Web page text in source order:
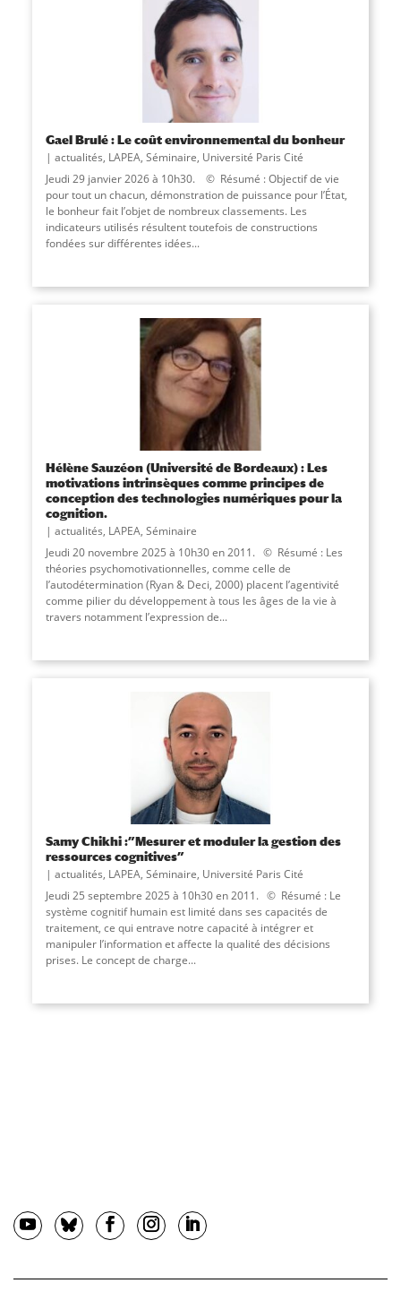
Gael Brulé : Le coût environnemental du bonheur
actualités, LAPEA, Séminaire, Université Paris Cité
Jeudi 29 janvier 2026 à 10h30. © Résumé : Objectif de vie
pour tout un chacun, démonstration de puissance pour l’État,
le bonheur fait l’objet de nombreux classements. Les
indicateurs utilisés résultent toutefois de constructions
fondées sur différentes idées...
Hélène Sauzéon (Université de Bordeaux) : Les
motivations intrinsèques comme principes de
conception des technologies numériques pour la
cognition.
actualités, LAPEA, Séminaire
Jeudi 20 novembre 2025 à 10h30 en 2011. © Résumé : Les
théories psychomotivationnelles, comme celle de
l’autodétermination (Ryan & Deci, 2000) placent l’agentivité
comme pilier du développement à tous les âges de la vie à
travers notamment l’expression de...
Samy Chikhi :”Mesurer et moduler la gestion des
ressources cognitives”
actualités, LAPEA, Séminaire, Université Paris Cité
Jeudi 25 septembre 2025 à 10h30 en 2011. © Résumé : Le
système cognitif humain est limité dans ses capacités de
traitement, ce qui entrave notre capacité à intégrer et
manipuler l’information et affecte la qualité des décisions
prises. Le concept de charge...